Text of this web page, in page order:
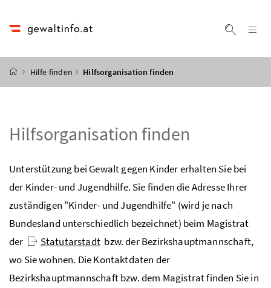
Startseite
Hilfe finden Hilfsorganisation finden
Hilfsorganisation finden
Unterstützung bei Gewalt gegen Kinder erhalten Sie bei
der Kinder- und Jugendhilfe. Sie finden die Adresse Ihrer
zuständigen "Kinder- und Jugendhilfe" (wird je nach
Bundesland unterschiedlich bezeichnet) beim Magistrat
der
Statutarstadt bzw.der Bezirkshauptmannschaft,
wo Sie wohnen. Die Kontaktdaten der
Bezirkshauptmannschaftbzw.dem Magistrat finden Sie in